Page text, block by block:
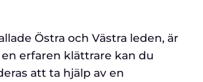
Östra och Västra leden, är
erfaren klättrare kan du
att ta hjälp av en